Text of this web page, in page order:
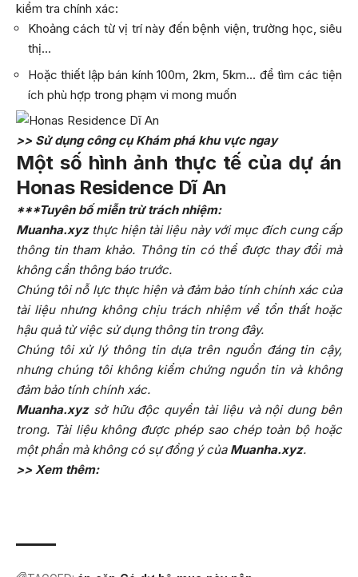
kiểm tra chính xác:
Khoảng cách từ vị trí này đến bệnh viện, trường học, siêu
thị…
Hoặc thiết lập bán kính 100m, 2km, 5km… để tìm các tiện
ích phù hợp trong phạm vi mong muốn
>> Sử dụng công cụ Khám phá khu vực ngay
Một số hình ảnh thực tế của dự án
Honas Residence Dĩ An
***Tuyên bố miễn trừ trách nhiệm:
Muanha.xyzthực hiện tài liệu này với mục đích cung cấp
thông tin tham khảo. Thông tin có thể được thay đổi mà
không cần thông báo trước.
Chúng tôi nỗ lực thực hiện và đảm bảo tính chính xác của
tài liệu nhưng không chịu trách nhiệm về tổn thất hoặc
hậu quả từ việc sử dụng thông tin trong đây.
Chúng tôi xử lý thông tin dựa trên nguồn đáng tin cậy,
nhưng chúng tôi không kiểm chứng nguồn tin và không
đảm bảo tính chính xác.
Muanha.xyzsở hữu độc quyền tài liệu và nội dung bên
trong. Tài liệu không được phép sao chép toàn bộ hoặc
một phần mà không có sự đồng ý của Muanha.xyz.
>> Xem thêm: